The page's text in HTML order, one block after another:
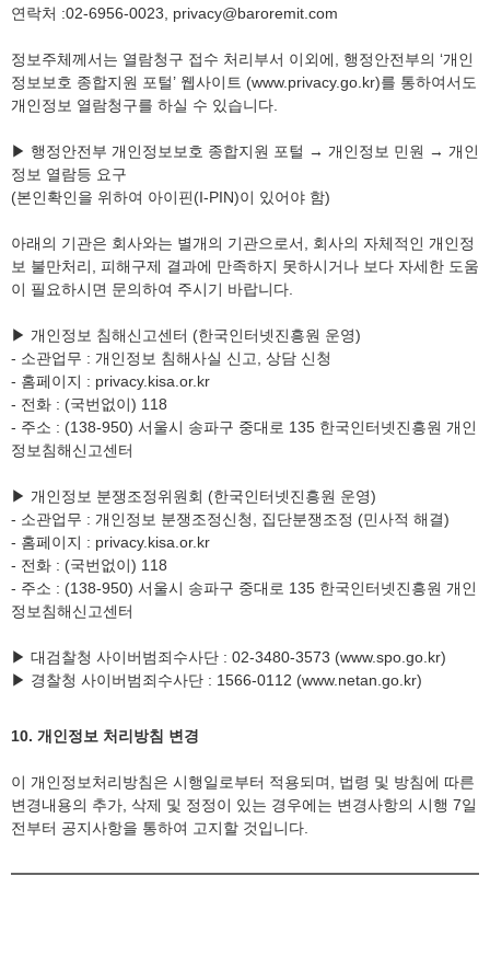
연락처 :02-6956-0023, privacy@baroremit.com
정보주체께서는 열람청구 접수 처리부서 이외에, 행정안전부의 ‘개인
정보보호 종합지원 포털’ 웹사이트 (www.privacy.go.kr)를 통하여서도
개인정보 열람청구를 하실 수 있습니다.
▶ 행정안전부 개인정보보호 종합지원 포털 → 개인정보 민원 → 개인
정보 열람등 요구
(본인확인을 위하여 아이핀(I-PIN)이 있어야 함)
아래의 기관은 회사와는 별개의 기관으로서, 회사의 자체적인 개인정
보 불만처리, 피해구제 결과에 만족하지 못하시거나 보다 자세한 도움
이 필요하시면 문의하여 주시기 바랍니다.
▶ 개인정보 침해신고센터 (한국인터넷진흥원 운영)
- 소관업무 : 개인정보 침해사실 신고, 상담 신청
- 홈페이지 : privacy.kisa.or.kr
- 전화 : (국번없이) 118
- 주소 : (138-950) 서울시 송파구 중대로 135 한국인터넷진흥원 개인
정보침해신고센터
▶ 개인정보 분쟁조정위원회 (한국인터넷진흥원 운영)
- 소관업무 : 개인정보 분쟁조정신청, 집단분쟁조정 (민사적 해결)
- 홈페이지 : privacy.kisa.or.kr
- 전화 : (국번없이) 118
- 주소 : (138-950) 서울시 송파구 중대로 135 한국인터넷진흥원 개인
정보침해신고센터
▶ 대검찰청 사이버범죄수사단 : 02-3480-3573 (www.spo.go.kr)
▶ 경찰청 사이버범죄수사단 : 1566-0112 (www.netan.go.kr)
10. 개인정보 처리방침 변경
이 개인정보처리방침은 시행일로부터 적용되며, 법령 및 방침에 따른
변경내용의 추가, 삭제 및 정정이 있는 경우에는 변경사항의 시행 7일
전부터 공지사항을 통하여 고지할 것입니다.